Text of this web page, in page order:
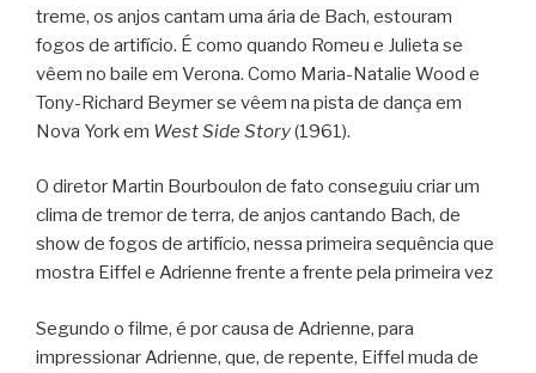
treme, os anjos cantam uma ária de Bach, estouram
fogos de artifício. É como quando Romeu e Julieta se
vêem no baile em Verona. Como Maria-Natalie Wood e
Tony-Richard Beymer se vêem na pista de dança em
Nova York em West Side Story(1961).
O diretor Martin Bourboulon de fato conseguiu criar um
clima de tremor de terra, de anjos cantando Bach, de
show de fogos de artifício, nessa primeira sequência que
mostra Eiffel e Adrienne frente a frente pela primeira vez
Segundo o filme, é por causa de Adrienne, para
impressionar Adrienne, que, de repente, Eiffel muda de